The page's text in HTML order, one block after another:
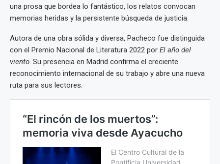
una prosa que bordea lo fantástico, los relatos convocan
memorias heridas y la persistente búsqueda de justicia.
Autora de una obra sólida y diversa, Pacheco fue distinguida
con el Premio Nacional de Literatura 2022 por El año del
viento . Su presencia en Madrid confirma el creciente
reconocimiento internacional de su trabajo y abre una nueva
ruta para sus lectores.